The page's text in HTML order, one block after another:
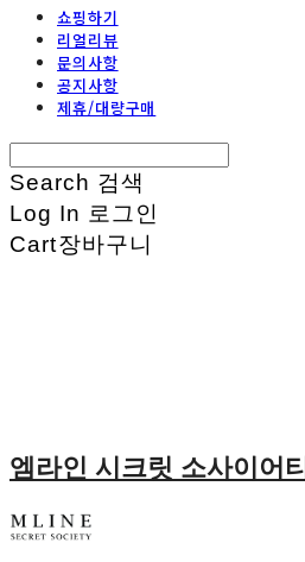
쇼핑하기
리얼리뷰
문의사항
공지사항
제휴/대량구매
Search 검색
Log In 로그인
Cart장바구니
엠라인 시크릿 소사이어티